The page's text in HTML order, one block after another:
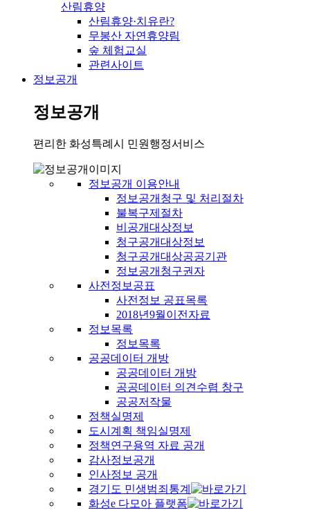
산림휴양
산림휴양·치유란?
무봉산 자연휴양림
숲 체험교실
관련사이트
정보공개
정보공개
편리한 화성특례시 민원행정서비스
정보공개 이용안내
정보공개청구 및 처리절차
불복구제절차
비공개대상정보
청구공개대상정보
청구공개대상공공기관
정보공개청구권자
사전정보공표
사전정보 공표목록
2018년9월이전자료
정보목록
정보목록
공공데이터 개방
공공데이터 개방
공공데이터 의견수렴 창구
공공저작물
정책실명제
도시계획 책임실명제
정책연구용역 자료 공개
감사정보공개
인사정보 공개
경기도 민생범죄통계
화성e 다모아 플랫폼